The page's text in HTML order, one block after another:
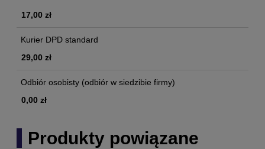
17,00 zł
Kurier DPD standard
29,00 zł
Odbiór osobisty (odbiór w siedzibie firmy)
0,00 zł
Produkty powiązane